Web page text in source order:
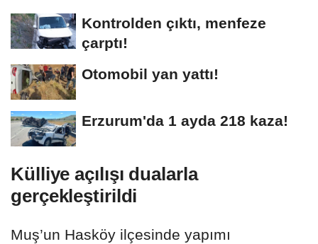
Kontrolden çıktı, menfeze
çarptı!
Otomobil yan yattı!
Erzurum'da 1 ayda 218 kaza!
Külliye açılışı dualarla
gerçekleştirildi
Muş’un Hasköy ilçesinde yapımı